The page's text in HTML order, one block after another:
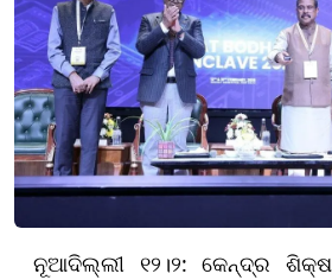
ନୂଆଦିଲ୍ଲୀ ୧୨।୨: କେନ୍ଦ୍ର